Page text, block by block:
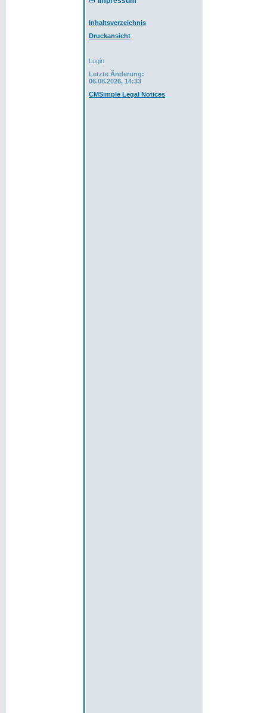
Inhaltsverzeichnis
Druckansicht
Login
Letzte Änderung:
06.08.2026, 14:33
CMSimple Legal Notices